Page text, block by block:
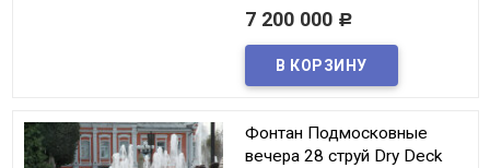
7 200 000 Р
Фонтан Подмосковные
вечера 28 струй Dry Deck